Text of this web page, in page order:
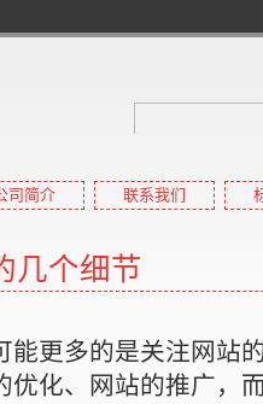
高权重域名,高外链域名,高
司简介 联系我们
几个细节
能更多的是关注网站
优化、网站的推广，